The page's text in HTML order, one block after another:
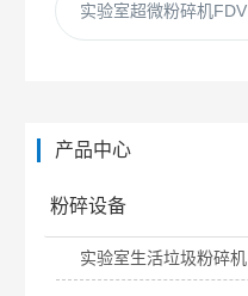
实验室超微粉碎机FDV
产品中心
粉碎设备
实验室生活垃圾粉碎机